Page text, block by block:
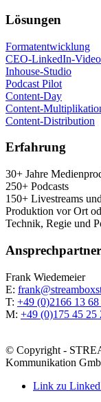
Lösun­gen
For­ma­t­ent­wick­lung
CEO-Lin­ke­dIn-
Inhouse-Stu­dio
Pod­cast Pilot
Con­tent-Day
Con­tent-
Con­tent-Dis­tri­bu­ti­on
Erfah­rung
30+ Jah­re
250+ Podcasts
150+ Live­streams
Pro­duk­ti­on vor Ort
Tech­nik, Regie und
Ansprech­part­ner
Frank Wie­demei­er
E:
T: +49 (0)2166 13 68
M: +49 (0)175 45 25
© Copyright -
Kommunikation
Link zu